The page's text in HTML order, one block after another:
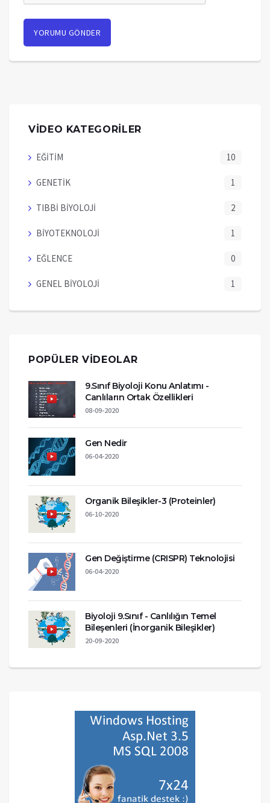
VİDEO KATEGORİLER
EĞİTİM 10
GENETİK 1
TIBBİ BİYOLOJİ 2
BİYOTEKNOLOJİ 1
EĞLENCE 0
GENEL BİYOLOJİ 1
POPÜLER VİDEOLAR
9.Sınıf Biyoloji Konu Anlatımı -
Canlıların Ortak Özellikleri
08-09-2020
Gen Nedir
06-04-2020
Organik Bileşikler-3 (Proteinler)
06-10-2020
Gen Değiştirme (CRISPR) Teknolojisi
06-04-2020
Biyoloji 9.Sınıf - Canlılığın Temel
Bileşenleri (İnorganik Bileşikler)
20-09-2020